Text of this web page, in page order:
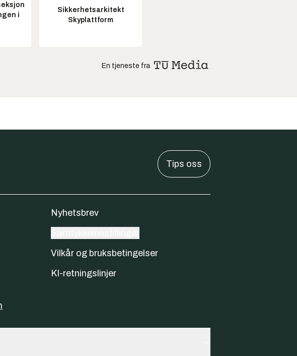
i
Sikkerhetsarkitekt
Skyplattform
En tjeneste fra
Tips oss
Nyhetsbrev
Vilkår og bruksbetingelser
KI-retningslinjer